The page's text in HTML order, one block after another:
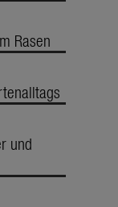
Rasen
und